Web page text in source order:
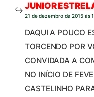
JUNIOR
21 de dezembro de 2015 às
DAQUI A POUCO
TORCENDO POR
CONVIDADA A
NO INÍCIO DE
CASTELINHO